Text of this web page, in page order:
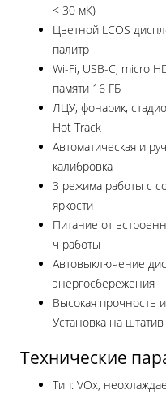
< 30 мК)
Цветной LCOS
палитр
Wi-Fi, USB-C, micro
памяти 16 ГБ
ЛЦУ, фонарик,
Hot Track
Автоматическая и
калибровка
3 режима работы с
яркости
Питание от
ч работы
Автовыключение
энергосбережения
Высокая прочность
Установка на штатив
Технические
Тип: VOx,